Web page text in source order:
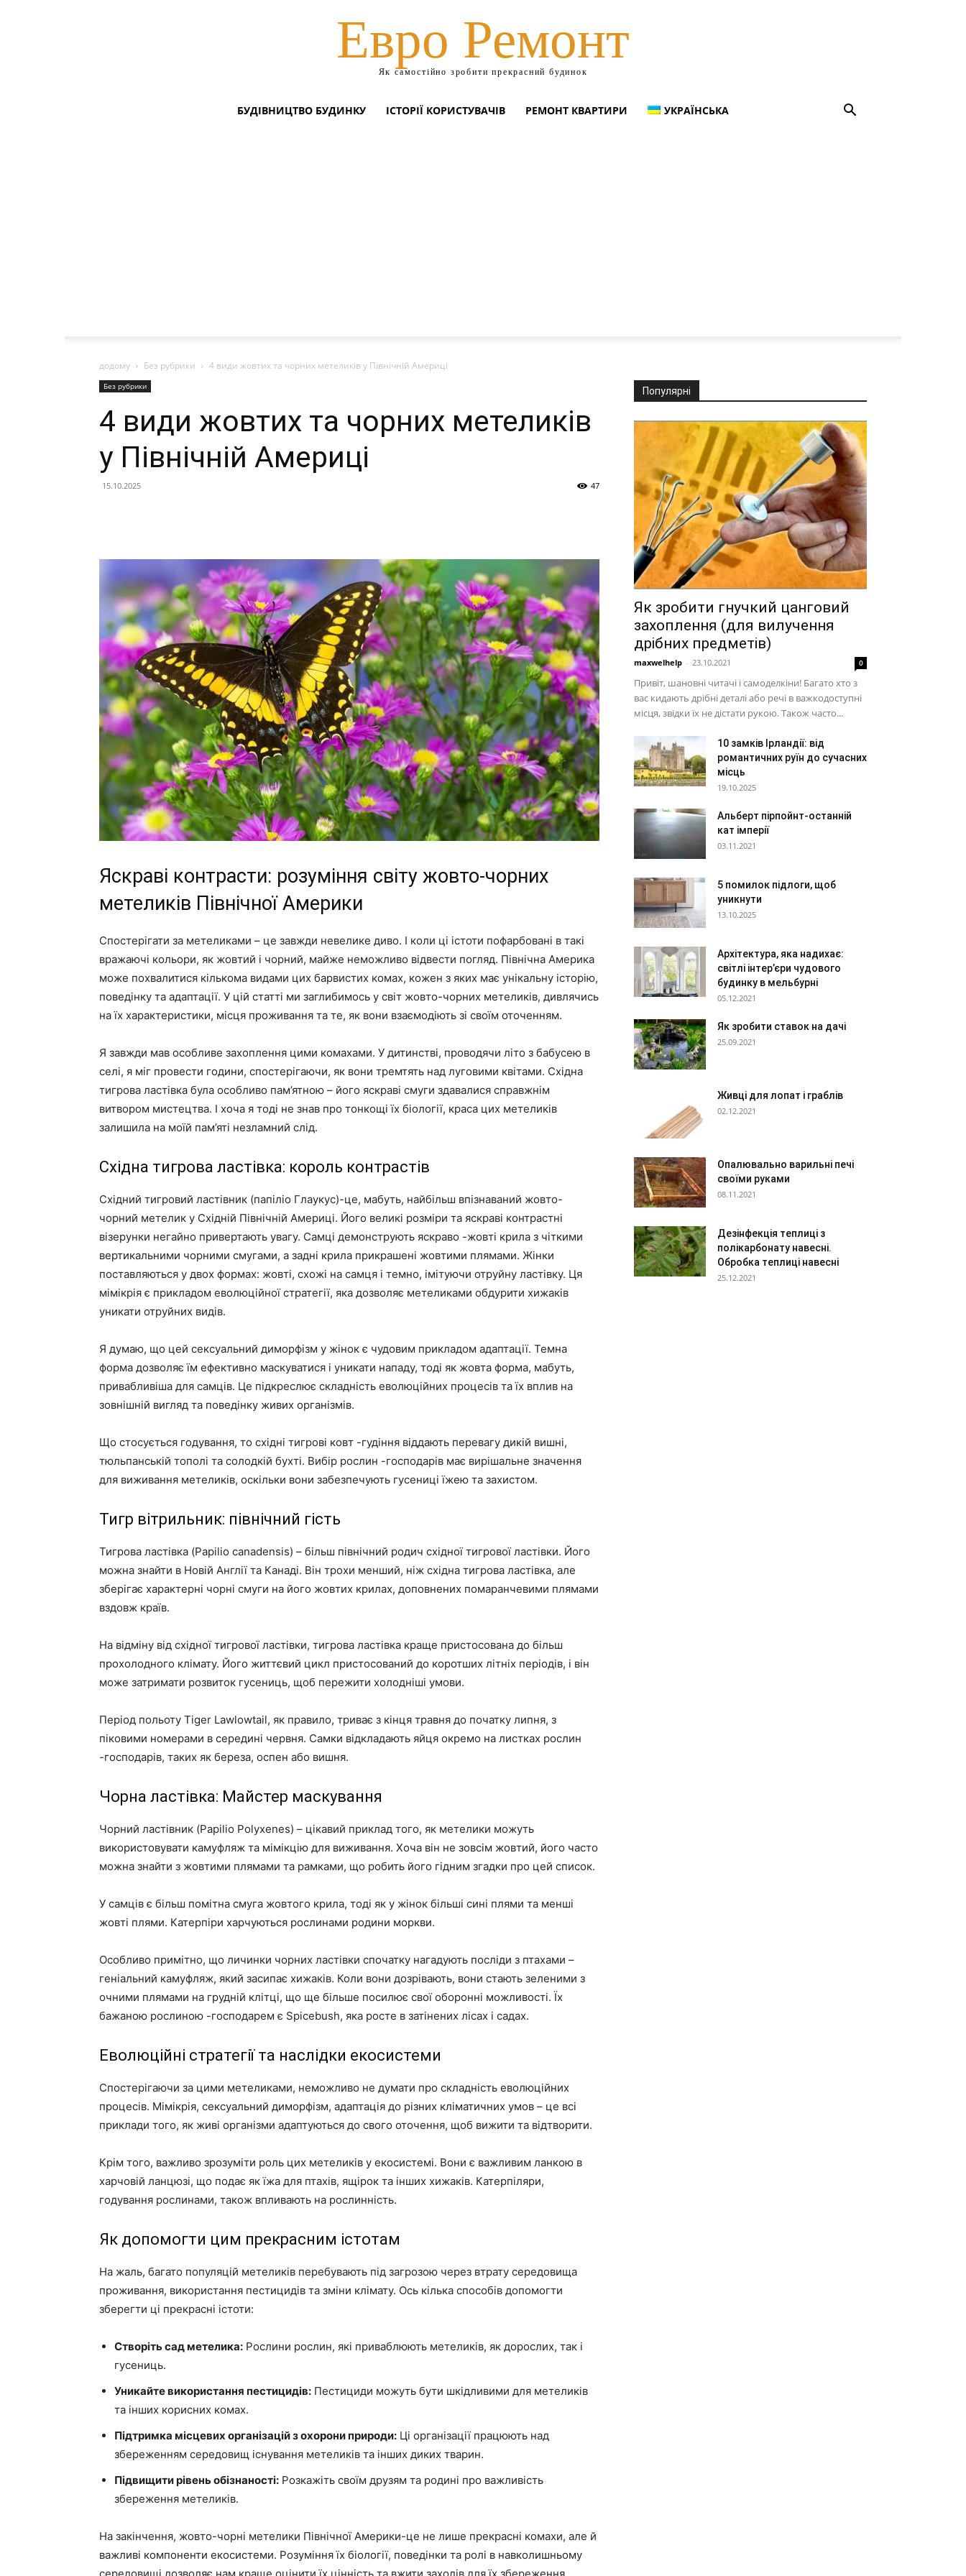
Евро Ремонт
Як самостійно зробити прекрасний будинок
БУДІВНИЦТВО БУДИНКУ ІСТОРІЇ КОРИСТУВАЧІВ РЕМОНТ КВАРТИРИ УКРАЇНСЬКА
додому Без рубрики 4 види жовтих та чорних метеликів у Північній Америці
Без рубрики
4 види жовтих та чорних метеликів
у Північній Америці
15.10.2025 47
Яскраві контрасти: розуміння світу жовто-чорних
метеликів Північної Америки
Спостерігати за метеликами – це завжди невелике диво. І коли ці істоти пофарбовані в такі
вражаючі кольори, як жовтий і чорний, майже неможливо відвести погляд. Північна Америка
може похвалитися кількома видами цих барвистих комах, кожен з яких має унікальну історію,
поведінку та адаптації. У цій статті ми заглибимось у світ жовто-чорних метеликів, дивлячись
на їх характеристики, місця проживання та те, як вони взаємодіють зі своїм оточенням.
Я завжди мав особливе захоплення цими комахами. У дитинстві, проводячи літо з бабусею в
селі, я міг провести години, спостерігаючи, як вони тремтять над луговими квітами. Східна
тигрова ластівка була особливо пам’ятною – його яскраві смуги здавалися справжнім
витвором мистецтва. І хоча я тоді не знав про тонкощі їх біології, краса цих метеликів
залишила на моїй пам’яті незламний слід.
Східна тигрова ластівка: король контрастів
Східний тигровий ластівник (папіліо Глаукус)-це, мабуть, найбільш впізнаваний жовто-
чорний метелик у Східній Північній Америці. Його великі розміри та яскраві контрастні
візерунки негайно привертають увагу. Самці демонструють яскраво -жовті крила з чіткими
вертикальними чорними смугами, а задні крила прикрашені жовтими плямами. Жінки
поставляються у двох формах: жовті, схожі на самця і темно, імітуючи отруйну ластівку. Ця
мімікрія є прикладом еволюційної стратегії, яка дозволяє метеликами обдурити хижаків
уникати отруйних видів.
Я думаю, що цей сексуальний диморфізм у жінок є чудовим прикладом адаптації. Темна
форма дозволяє їм ефективно маскуватися і уникати нападу, тоді як жовта форма, мабуть,
привабливіша для самців. Це підкреслює складність еволюційних процесів та їх вплив на
зовнішній вигляд та поведінку живих організмів.
Що стосується годування, то східні тигрові ковт -гудіння віддають перевагу дикій вишні,
тюльпанській тополі та солодкій бухті. Вибір рослин -господарів має вирішальне значення
для виживання метеликів, оскільки вони забезпечують гусениці їжею та захистом.
Тигр вітрильник: північний гість
Тигрова ластівка (Papilio canadensis) – більш північний родич східної тигрової ластівки. Його
можна знайти в Новій Англії та Канаді. Він трохи менший, ніж східна тигрова ластівка, але
зберігає характерні чорні смуги на його жовтих крилах, доповнених помаранчевими плямами
вздовж країв.
На відміну від східної тигрової ластівки, тигрова ластівка краще пристосована до більш
прохолодного клімату. Його життєвий цикл пристосований до коротших літніх періодів, і він
може затримати розвиток гусениць, щоб пережити холодніші умови.
Період польоту Tiger Lawlowtail, як правило, триває з кінця травня до початку липня, з
піковими номерами в середині червня. Самки відкладають яйця окремо на листках рослин
-господарів, таких як береза, оспен або вишня.
Чорна ластівка: Майстер маскування
Чорний ластівник (Papilio Polyxenes) – цікавий приклад того, як метелики можуть
використовувати камуфляж та мімікцію для виживання. Хоча він не зовсім жовтий, його часто
можна знайти з жовтими плямами та рамками, що робить його гідним згадки про цей список.
У самців є більш помітна смуга жовтого крила, тоді як у жінок більші сині плями та менші
жовті плями. Катерпіри харчуються рослинами родини моркви.
Особливо примітно, що личинки чорних ластівки спочатку нагадують посліди з птахами –
геніальний камуфляж, який засипає хижаків. Коли вони дозрівають, вони стають зеленими з
очними плямами на грудній клітці, що ще більше посилює свої оборонні можливості. Їх
бажаною рослиною -господарем є Spicebush, яка росте в затінених лісах і садах.
Еволюційні стратегії та наслідки екосистеми
Спостерігаючи за цими метеликами, неможливо не думати про складність еволюційних
процесів. Мімікрія, сексуальний диморфізм, адаптація до різних кліматичних умов – це всі
приклади того, як живі організми адаптуються до свого оточення, щоб вижити та відтворити.
Крім того, важливо зрозуміти роль цих метеликів у екосистемі. Вони є важливим ланкою в
харчовій ланцюзі, що подає як їжа для птахів, ящірок та інших хижаків. Катерпіляри,
годування рослинами, також впливають на рослинність.
Як допомогти цим прекрасним істотам
На жаль, багато популяцій метеликів перебувають під загрозою через втрату середовища
проживання, використання пестицидів та зміни клімату. Ось кілька способів допомогти
зберегти ці прекрасні істоти:
Створіть сад метелика: Рослини рослин, які приваблюють метеликів, як дорослих, так і
гусениць.
Уникайте використання пестицидів: Пестициди можуть бути шкідливими для метеликів
та інших корисних комах.
Підтримка місцевих організацій з охорони природи: Ці організації працюють над
збереженням середовищ існування метеликів та інших диких тварин.
Підвищити рівень обізнаності: Розкажіть своїм друзям та родині про важливість
збереження метеликів.
На закінчення, жовто-чорні метелики Північної Америки-це не лише прекрасні комахи, але й
важливі компоненти екосистеми. Розуміння їх біології, поведінки та ролі в навколишньому
Популярні
Як зробити гнучкий цанговий
захоплення (для вилучення
дрібних предметів)
maxwelhelp - 23.10.2021 0
Привіт, шановні читачі і самоделкіни! Багато хто з
вас кидають дрібні деталі або речі в важкодоступні
місця, звідки їх не дістати рукою. Також часто...
10 замків Ірландії: від
романтичних руїн до сучасних
місць
19.10.2025
Альберт пірпойнт-останній
кат імперії
03.11.2021
5 помилок підлоги, щоб
уникнути
13.10.2025
Архітектура, яка надихає:
світлі інтер’єри чудового
будинку в мельбурні
05.12.2021
Як зробити ставок на дачі
25.09.2021
Живці для лопат і граблів
02.12.2021
Опалювально варильні печі
своїми руками
08.11.2021
Дезінфекція теплиці з
полікарбонату навесні.
Обробка теплиці навесні
25.12.2021